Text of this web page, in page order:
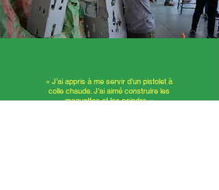
« J’ai appris à me servir d’un pistolet à
colle chaude. J’ai aimé construire les
maquettes et les peindre. »